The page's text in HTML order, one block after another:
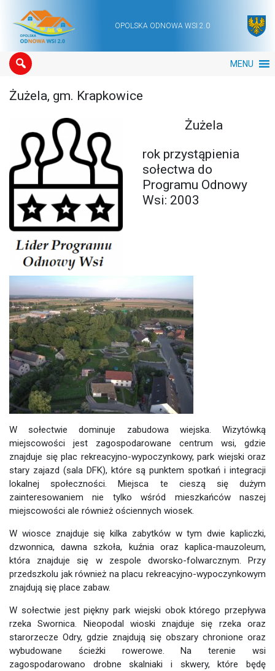
Main NavigationOPOLSKA ODNOWA WSI 2.0
MENU
Żużela, gm. Krapkowice
Żużela
rok przystąpienia
sołectwa do
Programu Odnowy
Wsi: 2003
W sołectwie dominuje zabudowa wiejska. Wizytówką
miejscowości jest zagospodarowane centrum wsi, gdzie
znajduje się plac rekreacyjno-wypoczynkowy, park wiejski oraz
stary zajazd (sala DFK), które są punktem spotkań i integracji
lokalnej społeczności. Miejsca te cieszą się dużym
zainteresowaniem nie tylko wśród mieszkańców naszej
miejscowości ale również ościennych wiosek.
W wiosce znajduje się kilka zabytków w tym dwie kapliczki,
dzwonnica, dawna szkoła, kuźnia oraz kaplica-mauzoleum,
która znajduje się w zespole dworsko-folwarcznym. Przy
przedszkolu jak również na placu rekreacyjno-wypoczynkowym
znajdują się place zabaw.
W sołectwie jest piękny park wiejski obok którego przepływa
rzeka Swornica. Nieopodal wioski znajduje się rzeka oraz
starorzecze Odry, gdzie znajdują się obszary chronione oraz
wybudowane ścieżki rowerowe. Na terenie wsi
zagospodarowano drobne skalniaki i skwery, które będę